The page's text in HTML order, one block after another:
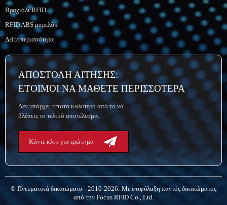
Βραχιόλι RFID
RFID ABS μπρελόκ
Δείτε περισσότερα
ΑΠΟΣΤΟΛΗ ΑΙΤΗΣΗΣ:
ΕΤΟΙΜΟΙ ΝΑ ΜΑΘΕΤΕ ΠΕΡΙΣΣΟΤΕΡΑ
Δεν υπάρχει τίποτα καλύτερο από το να
βλέπεις το τελικό αποτέλεσμα.
Κάντε κλικ για ερώτημα
© Πνευματικά δικαιώματα - 2010-2026: Με επιφύλαξη παντός δικαιώματος
από την Focus RFID Co., Ltd.